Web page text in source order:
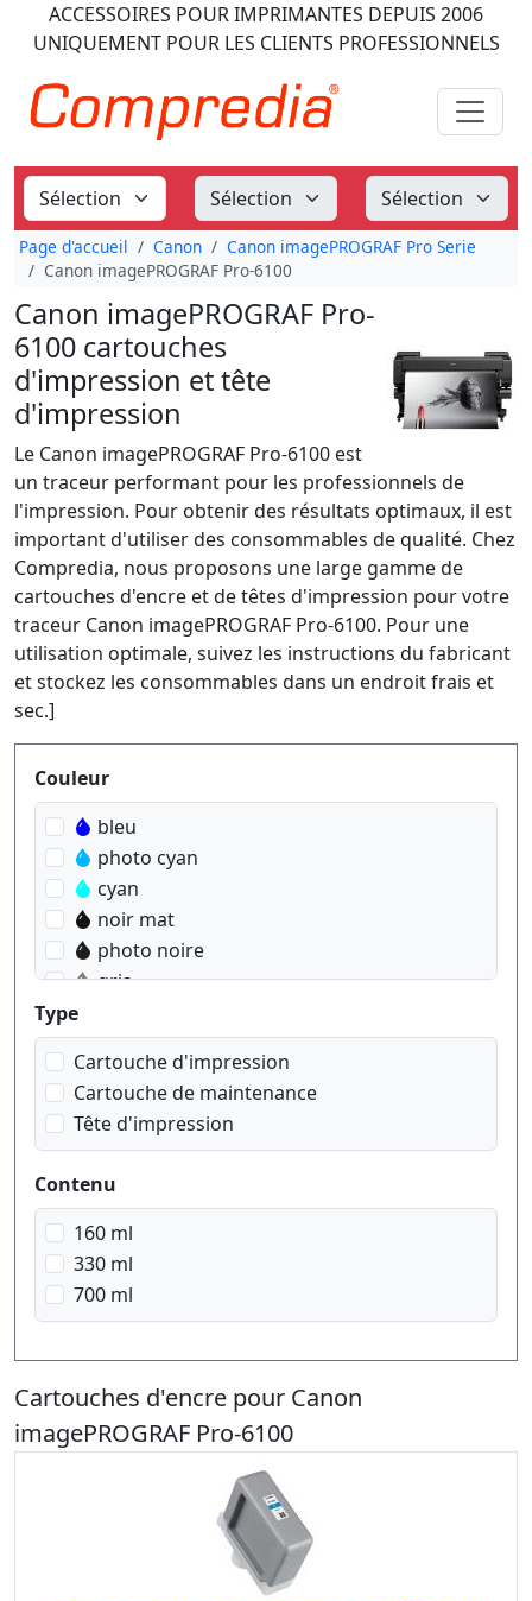
ACCESSOIRES POUR IMPRIMANTES DEPUIS 2006
UNIQUEMENT POUR LES CLIENTS PROFESSIONNELS
Page d'accueil Canon
Canon imagePROGRAF Pro Serie
Canon imagePROGRAF Pro-6100
Canon imagePROGRAF Pro-
6100 cartouches
d'impression et tête
d'impression
Le Canon imagePROGRAF Pro-6100 est
un traceur performant pour les professionnels de
l'impression. Pour obtenir des résultats optimaux, il est
important d'utiliser des consommables de qualité. Chez
Compredia, nous proposons une large gamme de
cartouches d'encre et de têtes d'impression pour votre
traceur Canon imagePROGRAF Pro-6100. Pour une
utilisation optimale, suivez les instructions du fabricant
et stockez les consommables dans un endroit frais et
sec.]
Produktfilter
Couleur
bleu
photo cyan
cyan
noir mat
photo noire
gris
magenta
photo magenta
jaune
transparent
Type
Cartouche d'impression
Cartouche de maintenance
Tête d'impression
Contenu
160 ml
330 ml
700 ml
Cartouches d'encre pour Canon
imagePROGRAF Pro-6100